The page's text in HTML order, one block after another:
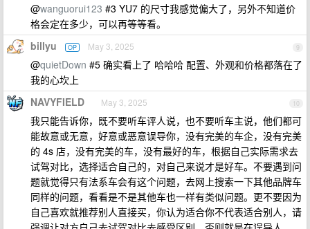
@wanguorui123 #3 YU7 的尺寸我感觉偏大了，另外不知道价
格会定在多少，可以再等等看。
9
billyu OP May 3, 2025
@quietDown #5 确实看上了 哈哈哈 配置、外观和价格都落在了
我的心坎上
10
NAVYFIELD May 3, 2025
我只能告诉你，既不要听车评人说，也不要听车主说，他们都可
能故意或无意，好意或恶意误导你，没有完美的车企，没有完美
的 4s 店，没有完美的车，没有最好的车，根据自己实际需求去
试驾对比，选择适合自己的，对自己来说才是好车。不要遇到问
题就觉得只有法系车会有这个问题，去网上搜索一下其他品牌车
同样的问题，看看是不是其他车也一样有类似问题。更不要因为
自己喜欢就推荐别人直接买，你认为适合你不代表适合别人，请